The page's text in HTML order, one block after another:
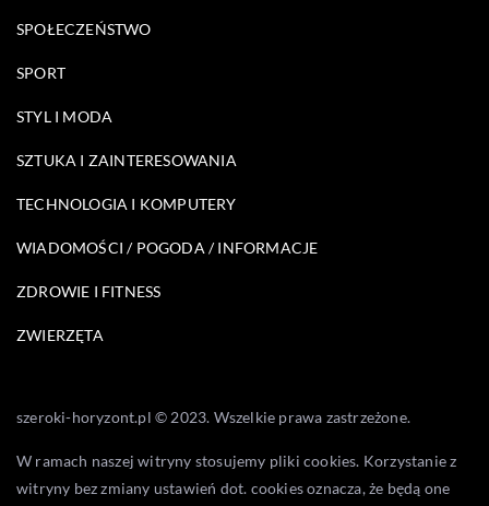
SPOŁECZEŃSTWO
SPORT
STYL I MODA
SZTUKA I ZAINTERESOWANIA
TECHNOLOGIA I KOMPUTERY
WIADOMOŚCI / POGODA / INFORMACJE
ZDROWIE I FITNESS
ZWIERZĘTA
szeroki-horyzont.pl © 2023. Wszelkie prawa zastrzeżone.
W ramach naszej witryny stosujemy pliki cookies. Korzystanie z
witryny bez zmiany ustawień dot. cookies oznacza, że będą one